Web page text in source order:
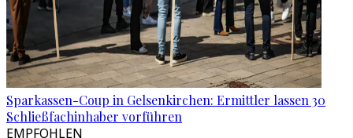
Sparkassen-Coup in Gelsenkirchen: Ermittler lassen 30
Schließfachinhaber vorführen
EMPFOHLEN